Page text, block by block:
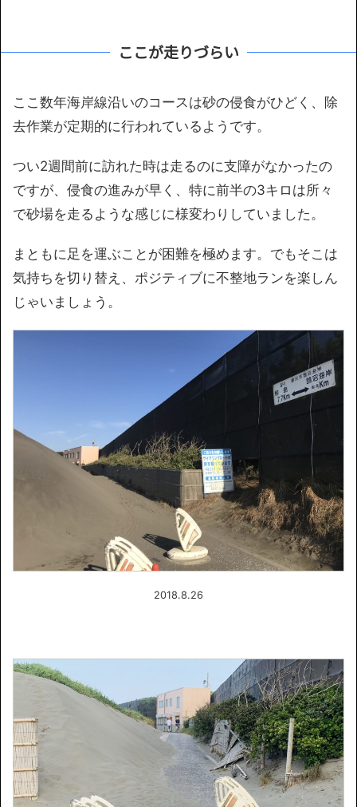
ここが走りづらい
ここ数年海岸線沿いのコースは砂の侵食がひどく、除
去作業が定期的に行われているようです。
つい2週間前に訪れた時は走るのに支障がなかったの
ですが、侵食の進みが早く、特に前半の3キロは所々
で砂場を走るような感じに様変わりしていました。
まともに足を運ぶことが困難を極めます。でもそこは
気持ちを切り替え、ポジティブに不整地ランを楽しん
じゃいましょう。
2018.8.26